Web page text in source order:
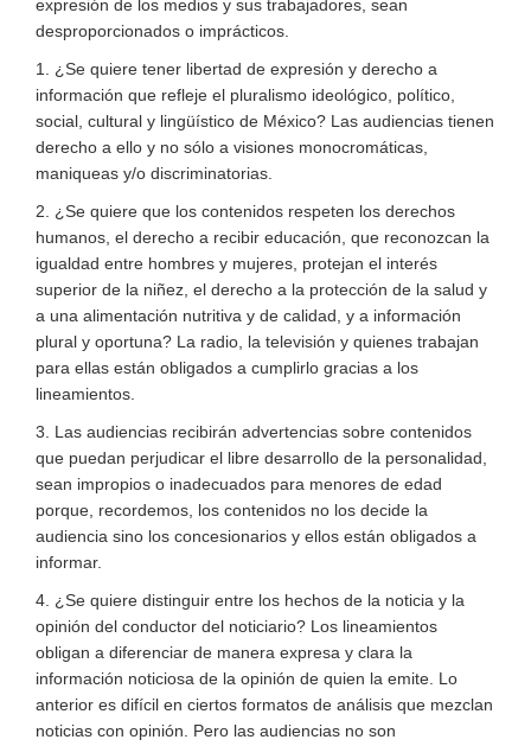
expresión de los medios y sus trabajadores, sean
desproporcionados o imprácticos.
1. ¿Se quiere tener libertad de expresión y derecho a
información que refleje el pluralismo ideológico, político,
social, cultural y lingüístico de México? Las audiencias tienen
derecho a ello y no sólo a visiones monocromáticas,
maniqueas y/o discriminatorias.
2. ¿Se quiere que los contenidos respeten los derechos
humanos, el derecho a recibir educación, que reconozcan la
igualdad entre hombres y mujeres, protejan el interés
superior de la niñez, el derecho a la protección de la salud y
a una alimentación nutritiva y de calidad, y a información
plural y oportuna? La radio, la televisión y quienes trabajan
para ellas están obligados a cumplirlo gracias a los
lineamientos.
3. Las audiencias recibirán advertencias sobre contenidos
que puedan perjudicar el libre desarrollo de la personalidad,
sean impropios o inadecuados para menores de edad
porque, recordemos, los contenidos no los decide la
audiencia sino los concesionarios y ellos están obligados a
informar.
4. ¿Se quiere distinguir entre los hechos de la noticia y la
opinión del conductor del noticiario? Los lineamientos
obligan a diferenciar de manera expresa y clara la
información noticiosa de la opinión de quien la emite. Lo
anterior es difícil en ciertos formatos de análisis que mezclan
noticias con opinión. Pero las audiencias no son